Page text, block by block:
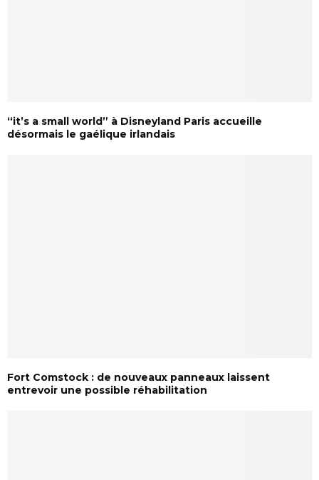
“it’s a small world” à Disneyland Paris accueille
désormais le gaélique irlandais
Fort Comstock : de nouveaux panneaux laissent
entrevoir une possible réhabilitation